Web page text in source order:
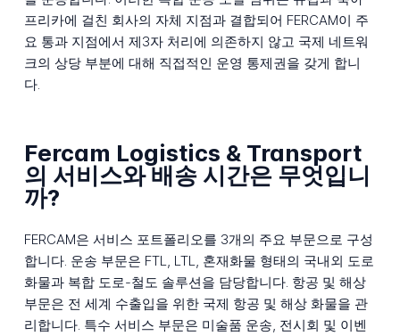
프리카에 걸친 회사의 자체 지점과 결합되어 FERCAM이 주
요 통과 지점에서 제3자 처리에 의존하지 않고 국제 네트워
크의 상당 부분에 대해 직접적인 운영 통제권을 갖게 합니
다.
Fercam Logistics & Transport
의 서비스와 배송 시간은 무엇입니
까?
FERCAM은 서비스 포트폴리오를 3개의 주요 부문으로 구성
합니다. 운송 부문은 FTL, LTL, 혼재화물 형태의 국내외 도로
화물과 복합 도로-철도 솔루션을 담당합니다. 항공 및 해상
부문은 전 세계 수출입을 위한 국제 항공 및 해상 화물을 관
리합니다. 특수 서비스 부문은 미술품 운송, 전시회 및 이벤